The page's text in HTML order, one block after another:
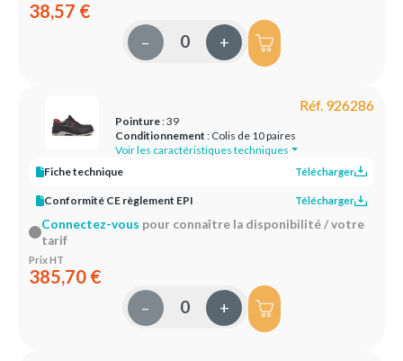
38,57 €
– +
Réf. 926286
Pointure: 39
Conditionnement : Colis de 10 paires
Voir les caractéristiques techniques
Fiche technique
Télécharger
Conformité CE règlement EPI Télécharger
Connectez-vous pour connaître la disponibilité / votre
tarif
Prix HT
385,70 €
– +